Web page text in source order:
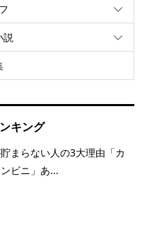
説
キング
まらない人の3大理由「カ
ビニ」あ...